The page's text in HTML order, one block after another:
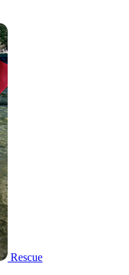
Rescue